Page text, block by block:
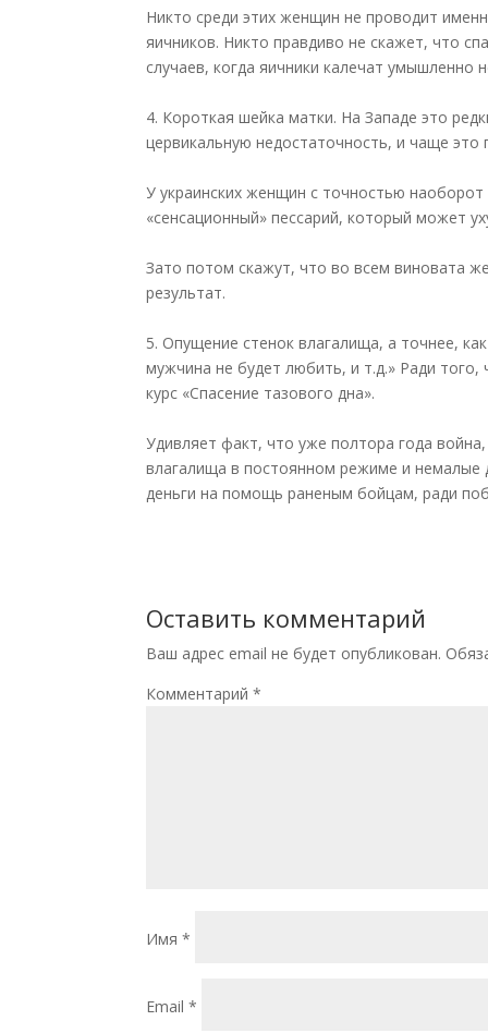
Никто среди этих женщин не проводит
яичников. Никто правдиво не скажет, что
случаев, когда яичники калечат умышленно
4. Короткая шейка матки. На Западе это
цервикальную недостаточность, и чаще
У украинских женщин с точностью
«сенсационный» пессарий, который может
Зато потом скажут, что во всем виновата
результат.
5. Опущение стенок влагалища, а точнее,
мужчина не будет любить, и т.д.» Ради
курс «Спасение тазового дна».
Удивляет факт, что уже полтора года
влагалища в постоянном режиме и немалые
деньги на помощь раненым бойцам, ради
Оставить комментарий
Ваш адрес email не будет опубликован.
Комментарий*
Имя*
Email*